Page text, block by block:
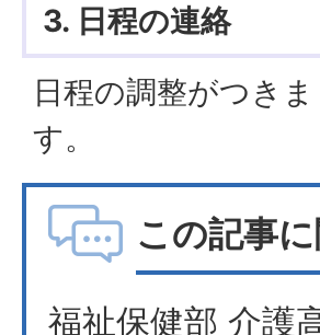
3. 日程の連絡
日程の調整がつき
す。
この記事
福祉保健部 介護